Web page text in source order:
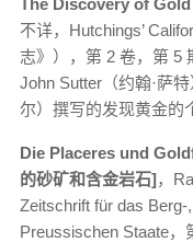
The Discovery of
不详，Hutchings’
志》），第 2 卷，第 5
John Sutter（约翰·萨
尔）撰写的发现黄金的
Die Placeres und
的砂矿和含金岩石]，
Zeitschrift für das Berg-
Preussischen Staate，